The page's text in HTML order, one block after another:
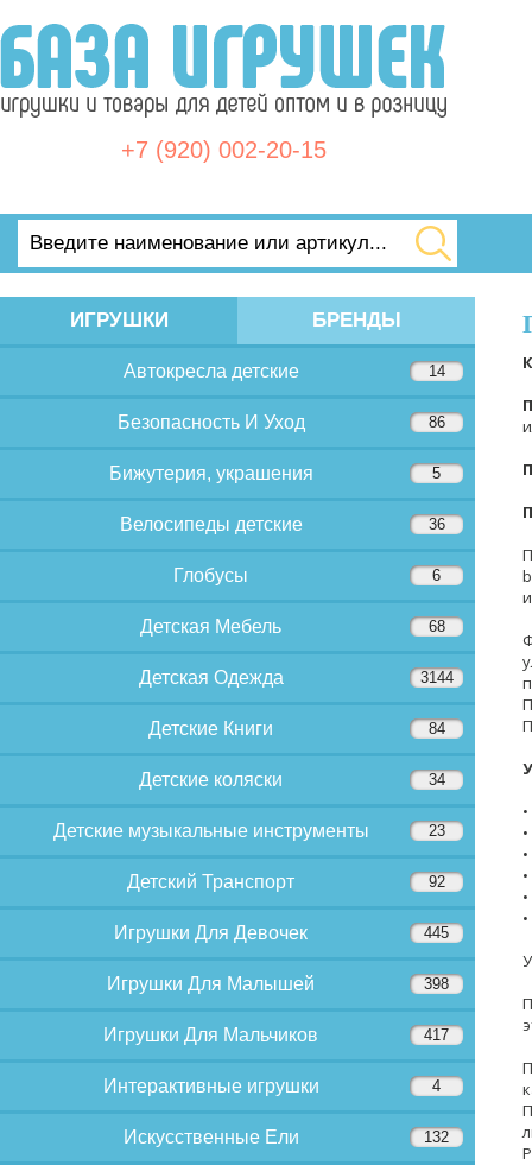
+7 (920) 002-20-15
ИГРУШКИ БРЕНДЫ
Автокресла детские 14
Безопасность И Уход 86
Бижутерия, украшения 5
Велосипеды детские 36
Глобусы 6
Детская Мебель 68
Детская Одежда 3144
Детские Книги 84
Детские коляски 34
Детские музыкальные инструменты 23
Детский Транспорт 92
Игрушки Для Девочек 445
Игрушки Для Малышей 398
Игрушки Для Мальчиков 417
Интерактивные игрушки 4
Искусственные Ели 132